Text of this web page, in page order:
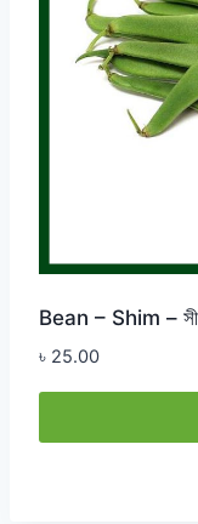
Bean – Shim –
৳ 25.00